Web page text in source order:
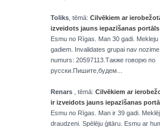
Toliks , tēmā: Cilvēkiem ar
izveidots jauns iepazīšanas portāls
Esmu no Rīgas. Man 30 gadi.
gadiem. Invalidates grupai nav
numurs: 20597113.Также говорю по
русски.Пишите,будем...
Renars , tēmā: Cilvēkiem ar
ir izveidots jauns iepazīšanas
Esmu no Rīgas. Man ir 39 gadi.
draudzeni. Spēlēju ģitāru. Esmu ar